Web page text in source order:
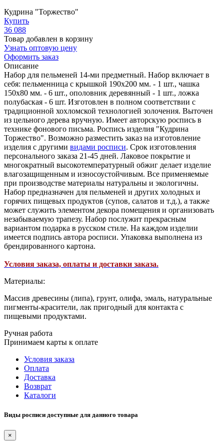
Кудрина "Торжество"
Купить
36 088
Товар добавлен в корзину
Узнать оптовую цену
Оформить заказ
Описание
Набор для пельменей 14-ми предметный. Набор включает в
себя: пельменница с крышкой 190х200 мм. - 1 шт., чашка
150х80 мм. - 6 шт., ополовник деревянный - 1 шт., ложка
полубаская - 6 шт. Изготовлен в полном соответствии с
традиционной хохломской технологией золочения. Выточен
из цельного дерева вручную. Имеет авторскую роспись в
технике фонового письма. Роспись изделия "Кудрина
Торжество". Возможно разместить заказ на изготовление
изделия с другими видами росписи. Срок изготовления
персонального заказа 21-45 дней. Лаковое покрытие и
многократный высокотемпературный обжиг делает изделие
влагозащищенным и износоустойчивым. Все применяемые
при производстве материалы натуральны и экологичны.
Набор предназначен для пельменей и других холодных и
горячих пищевых продуктов (супов, салатов и т.д.), а также
может служить элементом декора помещения и организовать
незабываемую трапезу. Набор послужит прекрасным
вариантом подарка в русском стиле. На каждом изделии
имеется подпись автора росписи. Упаковка выполнена из
брендированного картона.
Условия заказа, оплаты и доставки заказа.
Материалы:
Массив древесины (липа), грунт, олифа, эмаль, натуральные
пигменты-красители, лак пригодный для контакта с
пищевыми продуктами.
Ручная работа
Принимаем карты к оплате
Условия заказа
Оплата
Доставка
Возврат
Каталоги
Виды росписи доступные для данного товара
×